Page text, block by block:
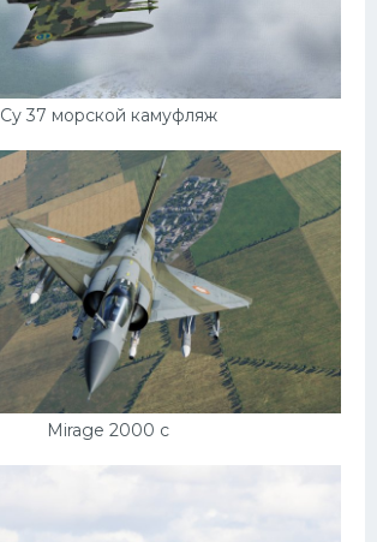
Су 37 морской камуфляж
Mirage 2000 c